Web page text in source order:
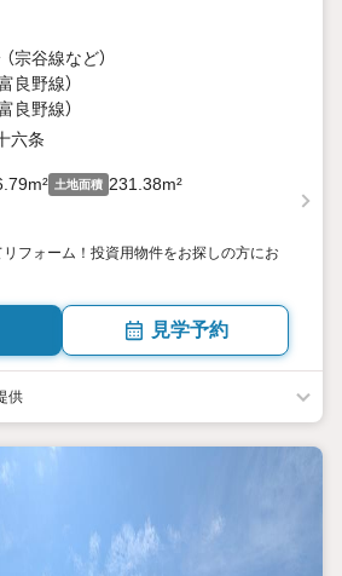
（宗谷線など）
良野線）
良野線）
六条
土地面積 231.38m²
フォーム！投資用物件をお探しの方にお
見学予約
供